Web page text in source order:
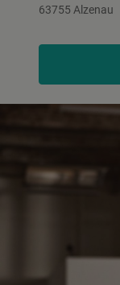
63755 Alzenau